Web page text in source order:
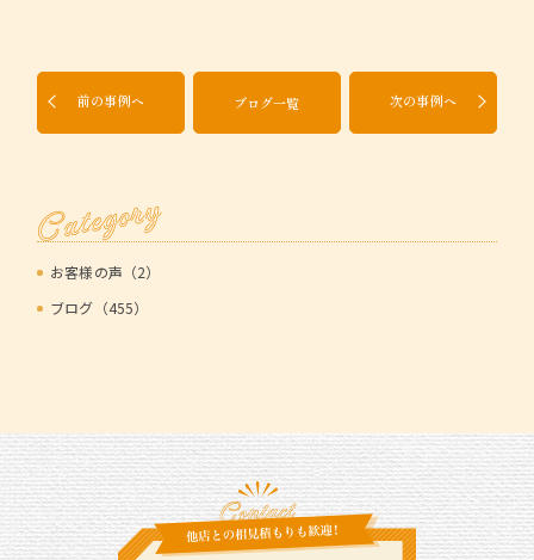
前の事例へ ブログ一覧 次の事例へ
Category
お客様の声（2）
ブログ（455）